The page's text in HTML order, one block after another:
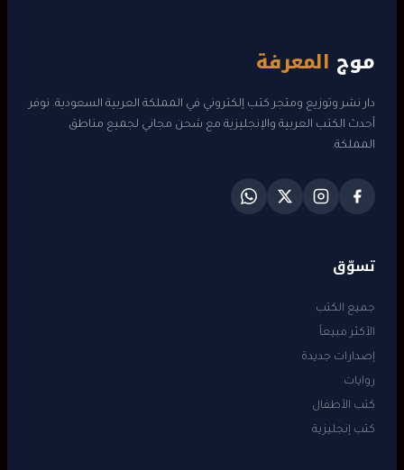
موج المعرفة
دار نشر وتوزيع ومتجر كتب إلكتروني في المملكة العربية السعودية. نوفر
أحدث الكتب العربية والإنجليزية مع شحن مجاني لجميع مناطق
المملكة.
تسوّق
جميع الكتب
الأكثر مبيعاً
إصدارات جديدة
روايات
كتب الأطفال
كتب إنجليزية